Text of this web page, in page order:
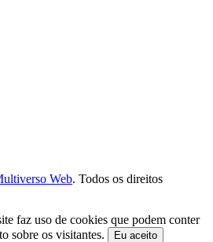
Web. Todos os direitos
faz uso de cookies que podem conter
sobre os visitantes.
Eu aceito